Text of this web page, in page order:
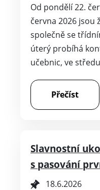
Od pondělí 22.
června 2026 jsou
společně se
úterý probíhá
učebnic, ve
Přečíst
Slavnostní
s pasování
18.6.2026